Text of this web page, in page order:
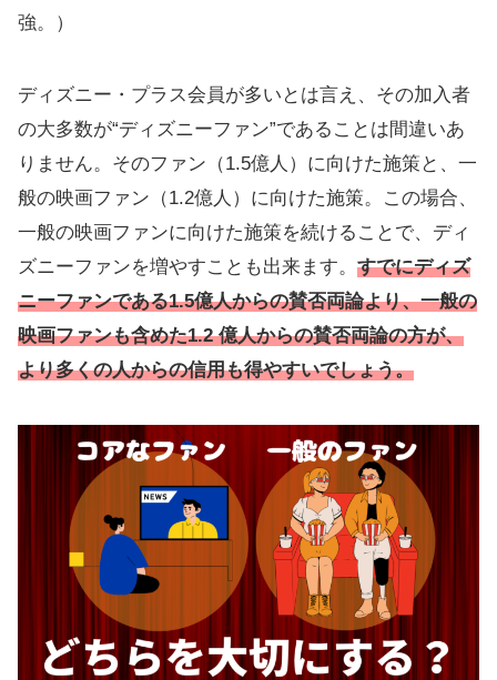
強。）
ディズニー・プラス会員が多いとは言え、その加入者
の大多数が“ディズニーファン”であることは間違いあ
りません。そのファン（1.5億人）に向けた施策と、一
般の映画ファン（1.2億人）に向けた施策。この場合、
一般の映画ファンに向けた施策を続けることで、ディ
ズニーファンを増やすことも出来ます。 すでにディズ
ニーファンである1.5億人からの賛否両論より、一般の
映画ファンも含めた1.2 億人からの賛否両論の方が、
より多くの人からの信用も得やすいでしょう。